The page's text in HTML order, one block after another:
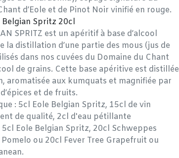
d’Eole et de Pinot Noir vinifié en rouge.
Spritz 20cl
SPRITZ est un apéritif à base d’alcool
la distillation d’une partie des mous (jus de
dans nos cuvées du Domaine du Chant
de grains. Cette base apéritive est distillée
aromatisée aux kumquats et magnifiée par
et de fruits.
: 5cl Eole Belgian Spritz, 15cl de vin
de qualité, 2cl d'eau pétillante
5cl Eole Belgian Spritz, 20cl Schweppes
ou 20cl Fever Tree Grapefruit ou